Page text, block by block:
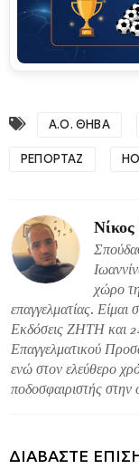
Α.Ο. ΘΗΒΑ
ΡΕΠΟΡΤΑΖ
χώρο
επαγγελματίας. Είμαι
Εκδόσεις ΖΗΤΗ και
Επαγγελματικού
ενώ στον ελεύθερο
ποδοσφαιριστής